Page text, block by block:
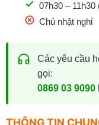
07h30 – 11h30
Chủ nhật nghỉ
Các yêu cầu
gọi:
0869 03 9090
THÔNG TIN